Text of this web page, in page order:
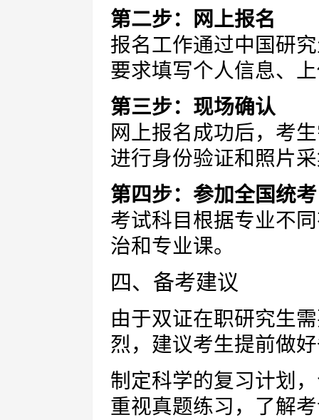
第二步：网上报名
报名工作通过中国研
要求填写个人信息、
第三步：现场确认
网上报名成功后，考
进行身份验证和照片
第四步：参加全国统考
考试科目根据专业不
治和专业课。
四、备考建议
由于双证在职研究生
烈，建议考生提前做
制定科学的复习计划
重视真题练习，了解